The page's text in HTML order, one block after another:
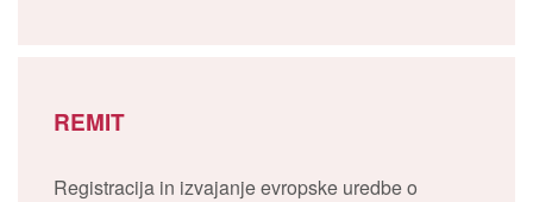
REMIT
Registracija in izvajanje evropske uredbe o